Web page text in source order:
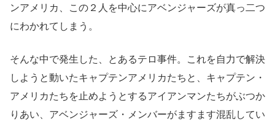
ンアメリカ、この２人を中心にアベンジャーズが真っ二つ
にわかれてしまう。
そんな中で発生した、とあるテロ事件。これを自力で解決
しようと動いたキャプテンアメリカたちと、キャプテン・
アメリカたちを止めようとするアイアンマンたちがぶつか
りあい、アベンジャーズ・メンバーがますます混乱してい